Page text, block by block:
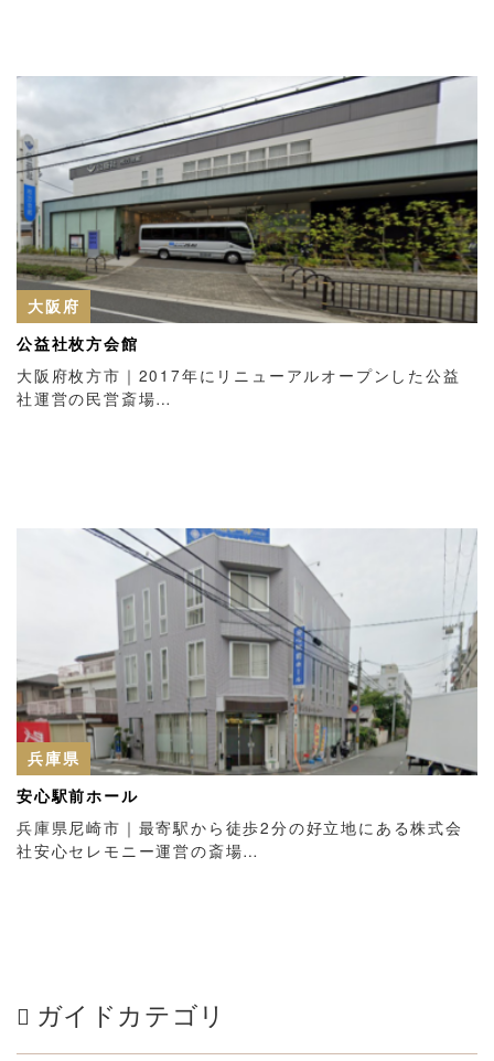
大阪府
公益社枚方会館
大阪府枚方市｜2017年にリニューアルオープンした公益
社運営の民営斎場…
兵庫県
安心駅前ホール
兵庫県尼崎市｜最寄駅から徒歩2分の好立地にある株式会
社安心セレモニー運営の斎場…
ガイドカテゴリ